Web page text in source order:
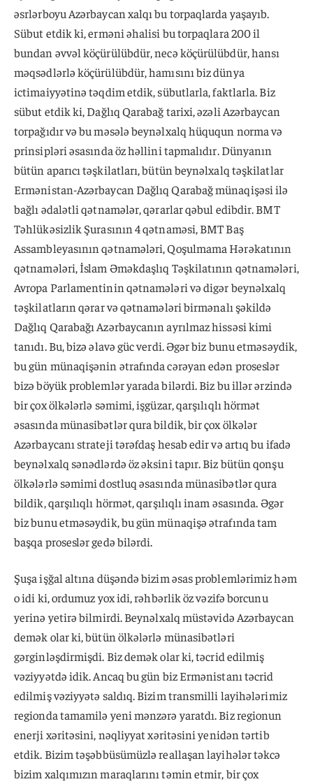
əsrlərboyu Azərbaycan xalqı bu torpaqlarda yaşayıb.
Sübut etdik ki, erməni əhalisi bu torpaqlara 200 il
bundan əvvəl köçürülübdür, necə köçürülübdür, hansı
məqsədlərlə köçürülübdür, hamısını biz dünya
ictimaiyyətinə təqdim etdik, sübutlarla, faktlarla. Biz
sübut etdik ki, Dağlıq Qarabağ tarixi, əzəli Azərbaycan
torpağıdır və bu məsələ beynəlxalq hüququn norma və
prinsipləri əsasında öz həllini tapmalıdır. Dünyanın
bütün aparıcı təşkilatları, bütün beynəlxalq təşkilatlar
Ermənistan-Azərbaycan Dağlıq Qarabağ münaqişəsi ilə
bağlı ədalətli qətnamələr, qərarlar qəbul edibdir. BMT
Təhlükəsizlik Şurasının 4 qətnaməsi, BMT Baş
Assambleyasının qətnamələri, Qoşulmama Hərəkatının
qətnamələri, İslam Əməkdaşlıq Təşkilatının qətnamələri,
Avropa Parlamentinin qətnamələri və digər beynəlxalq
təşkilatların qərar və qətnamələri birmənalı şəkildə
Dağlıq Qarabağı Azərbaycanın ayrılmaz hissəsi kimi
tanıdı. Bu, bizə əlavə güc verdi. Əgər biz bunu etməsəydik,
bu gün münaqişənin ətrafında cərəyan edən proseslər
bizə böyük problemlər yarada bilərdi. Biz bu illər ərzində
bir çox ölkələrlə səmimi, işgüzar, qarşılıqlı hörmət
əsasında münasibətlər qura bildik, bir çox ölkələr
Azərbaycanı strateji tərəfdaş hesab edir və artıq bu ifadə
beynəlxalq sənədlərdə öz əksini tapır. Biz bütün qonşu
ölkələrlə səmimi dostluq əsasında münasibətlər qura
bildik, qarşılıqlı hörmət, qarşılıqlı inam əsasında. Əgər
biz bunu etməsəydik, bu gün münaqişə ətrafında tam
başqa proseslər gedə bilərdi.
Şuşa işğal altına düşəndə bizim əsas problemlərimiz həm
o idi ki, ordumuz yox idi, rəhbərlik öz vəzifə borcunu
yerinə yetirə bilmirdi. Beynəlxalq müstəvidə Azərbaycan
demək olar ki, bütün ölkələrlə münasibətləri
gərginləşdirmişdi. Biz demək olar ki, təcrid edilmiş
vəziyyətdə idik. Ancaq bu gün biz Ermənistanı təcrid
edilmiş vəziyyətə saldıq. Bizim transmilli layihələrimiz
regionda tamamilə yeni mənzərə yaratdı. Biz regionun
enerji xəritəsini, nəqliyyat xəritəsini yenidən tərtib
etdik. Bizim təşəbbüsümüzlə reallaşan layihələr təkcə
bizim xalqımızın maraqlarını təmin etmir, bir çox